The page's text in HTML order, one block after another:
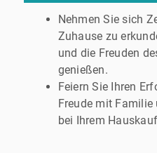
Nehmen Sie sich
Zuhause zu
und die Freuden
genießen.
Feiern Sie Ihren
Freude mit Familie
bei Ihrem